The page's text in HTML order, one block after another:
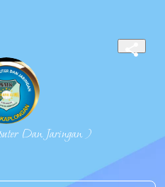
Dan Jaringan )